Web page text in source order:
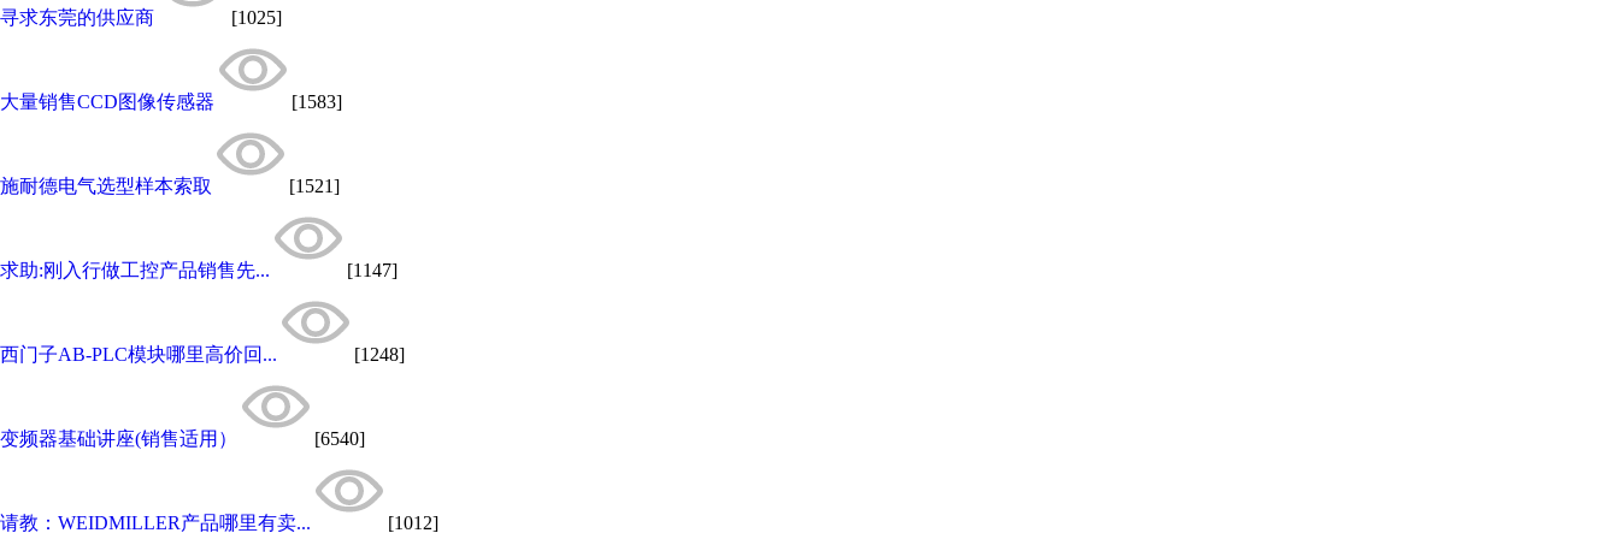
寻求东莞的供应商 [1025]
大量销售CCD图像传感器 [1583]
施耐德电气选型样本索取 [1521]
求助:刚入行做工控产品销售先... [1147]
西门子AB-PLC模块哪里高价回... [1248]
变频器基础讲座(销售适用） [6540]
请教：WEIDMILLER产品哪里有卖... [1012]